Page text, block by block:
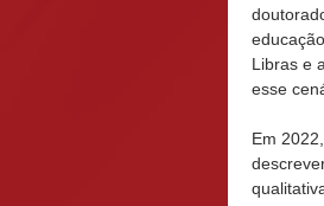
Libras e
esse
Em